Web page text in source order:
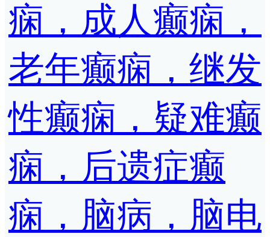
痫，成人癫痫，
老年癫痫，继发
性癫痫，疑难癫
痫，后遗症癫
痫，脑病，脑电